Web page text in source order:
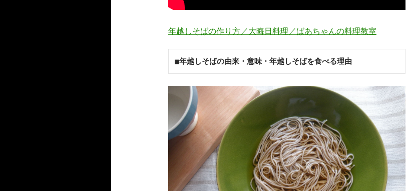
年越しそばの作り方／大晦日料理／ばあちゃんの料理教室
■年越しそばの由来・意味・年越しそばを食べる理由